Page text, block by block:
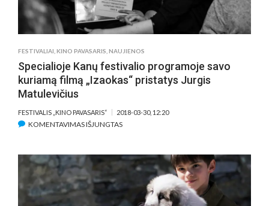
EKRANUOSE
FESTIVALIAI KINO PAVASARIS NAUJIENOS
Specialioje Kanų festivalio programoje savo
kuriamą filmą „Izaokas“ pristatys Jurgis
Matulevičius
FESTIVALIS „KINO PAVASARIS“ 2018-03-30, 12:20
KOMENTAVIMAS IŠJUNGTASĮRAŠE
FESTIVALIO
PROGRAMOJE
SAVO
KURIAMĄ